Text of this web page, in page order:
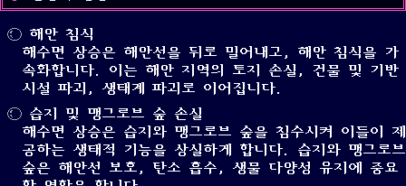
해안 침식
해수면 상승은 해안선을 뒤로 밀어내고, 해안 침식을 가
속화합니다. 이는 해안 지역의 토지 손실, 건물 및 기반
시설 파괴, 생태계 파괴로 이어집니다.
습지 및 맹그로브 숲 손실
해수면 상승은 습지와 맹그로브 숲을 침수시켜 이들이 제
공하는 생태적 기능을 상실하게 합니다. 습지와 맹그로브
숲은 해안선 보호, 탄소 흡수, 생물 다양성 유지에 중요